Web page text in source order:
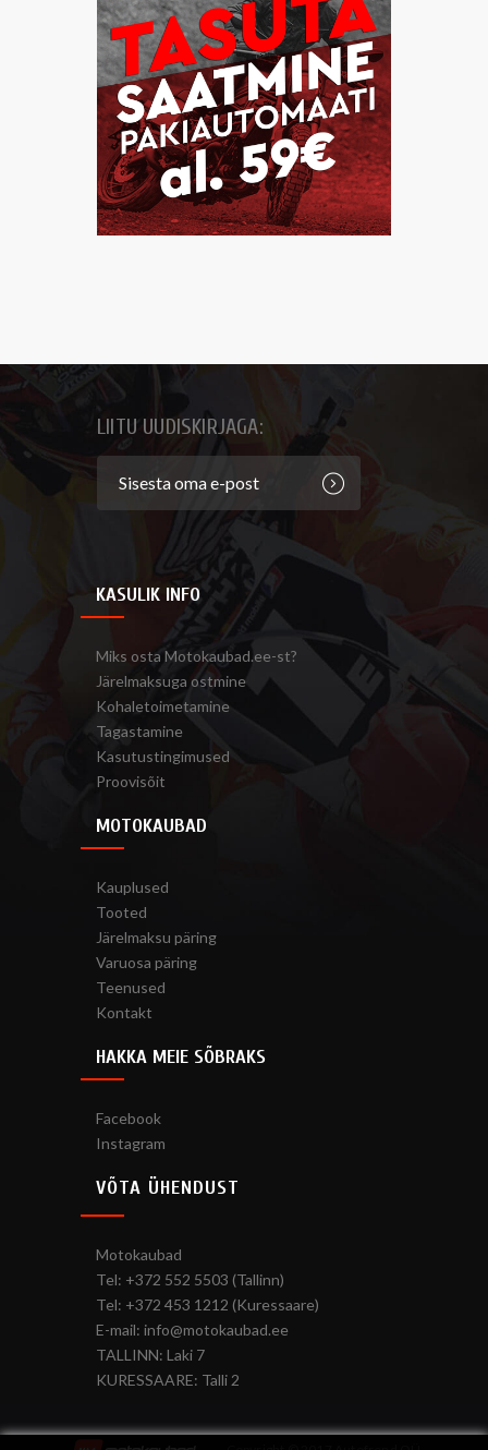
LIITU UUDISKIRJAGA:
KASULIK INFO
Miks osta Motokaubad.ee-st?
Järelmaksuga ostmine
Kohaletoimetamine
Tagastamine
Kasutustingimused
Proovisõit
MOTOKAUBAD
Kauplused
Tooted
Järelmaksu päring
Varuosa päring
Teenused
Kontakt
HAKKA MEIE SÕBRAKS
Facebook
Instagram
VÕTA ÜHENDUST
Motokaubad
Tel: +372 552 5503 (Tallinn)
Tel: +372 453 1212 (Kuressaare)
E-mail: info@motokaubad.ee
TALLINN: Laki 7
KURESSAARE: Talli 2